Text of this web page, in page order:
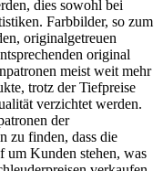
dies sowohl bei
Farbbilder, so zum
originalgetreuen
original
meist weit mehr
trotz der Tiefpreise
verzichtet werden.
der
zu finden, dass die
um Kunden stehen, was